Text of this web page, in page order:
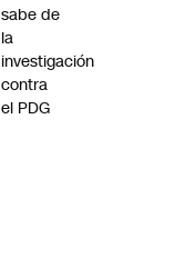
sabe de
la
investigación
contra
el PDG